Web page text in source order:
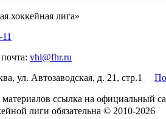
хоккейная лига»
vhl@fhr.ru
ул. Автозаводская, д. 21, стр.1
ссылка на официальный
лиги обязательна © 2010-2026